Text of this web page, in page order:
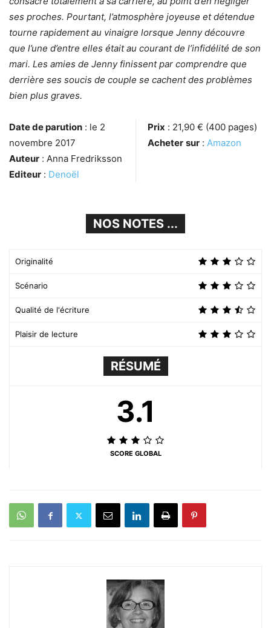
ses proches. Pourtant, l’atmosphère joyeuse et détendue
tourne rapidement au vinaigre lorsque Jenny découvre
que l’une d’entre elles était au courant de l’infidélité de son
mari. Les amies de Jenny finissent par comprendre que
derrière ses soucis de couple se cachent des problèmes
bien plus graves.
Date de parution : le 2
novembre 2017
Auteur : Anna Fredriksson
Editeur : Denoël
Prix : 21,90 € (400 pages)
Acheter sur : Amazon
NOS NOTES ...
Originalité
Scénario
Qualité de l'écriture
Plaisir de lecture
RÉSUMÉ
3.1
SCORE GLOBAL